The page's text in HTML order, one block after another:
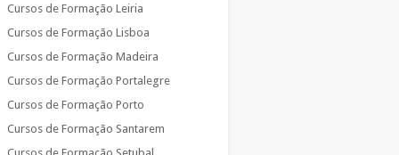
Cursos de Formação Leiria
Cursos de Formação Lisboa
Cursos de Formação Madeira
Cursos de Formação Portalegre
Cursos de Formação Porto
Cursos de Formação Santarem